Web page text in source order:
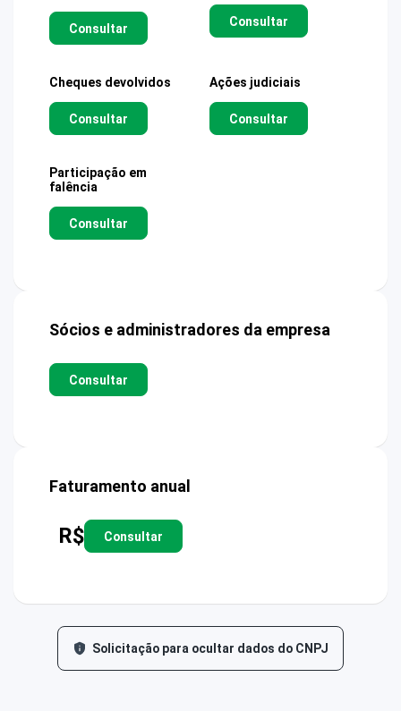
Consultar Consultar
Cheques devolvidos
Consultar
Ações judiciais
Consultar
Participação em
falência
Consultar
Sócios e administradores da empresa
Consultar
Faturamento anual
R$ Consultar
Solicitação para ocultar dados do CNPJ